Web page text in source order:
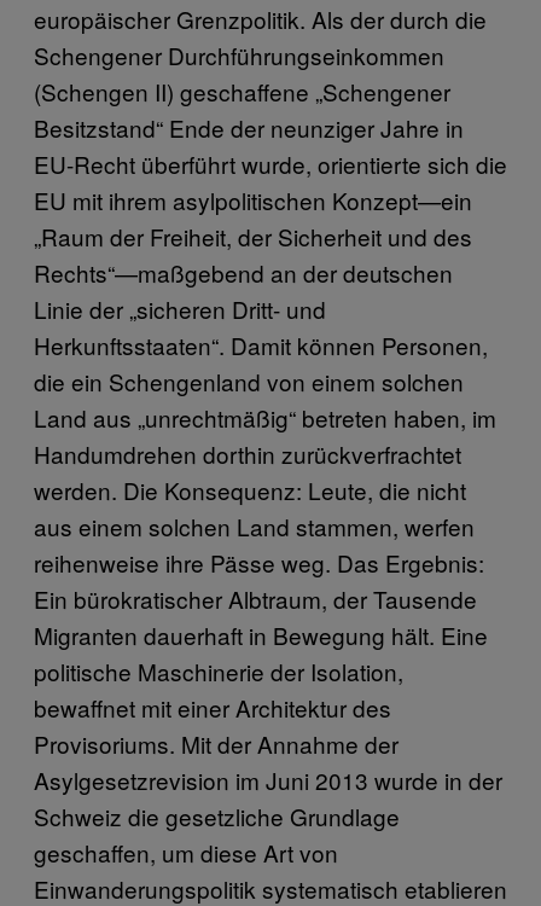
europäischer Grenzpolitik. Als der durch die
Schengener Durchführungseinkommen
(Schengen II) geschaffene „Schengener
Besitzstand“ Ende der neunziger Jahre in
EU-Recht überführt wurde, orientierte sich die
EU mit ihrem asylpolitischen Konzept—ein
„Raum der Freiheit, der Sicherheit und des
Rechts“—maßgebend an der deutschen
Linie der „sicheren Dritt- und
Herkunftsstaaten“. Damit können Personen,
die ein Schengenland von einem solchen
Land aus „unrechtmäßig“ betreten haben, im
Handumdrehen dorthin zurückverfrachtet
werden. Die Konsequenz: Leute, die nicht
aus einem solchen Land stammen, werfen
reihenweise ihre Pässe weg. Das Ergebnis:
Ein bürokratischer Albtraum, der Tausende
Migranten dauerhaft in Bewegung hält. Eine
politische Maschinerie der Isolation,
bewaffnet mit einer Architektur des
Provisoriums. Mit der Annahme der
Asylgesetzrevision im Juni 2013 wurde in der
Schweiz die gesetzliche Grundlage
geschaffen, um diese Art von
Einwanderungspolitik systematisch etablieren